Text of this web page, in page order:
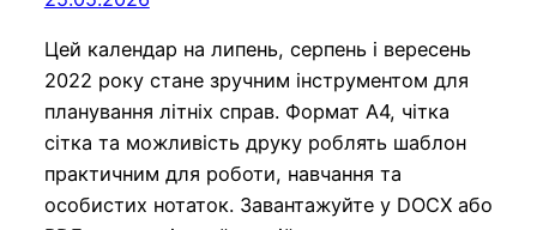
Цей календар на липень, серпень і вересень
2022 року стане зручним інструментом для
планування літніх справ. Формат А4, чітка
сітка та можливість друку роблять шаблон
практичним для роботи, навчання та
особистих нотаток. Завантажуйте у DOCX або